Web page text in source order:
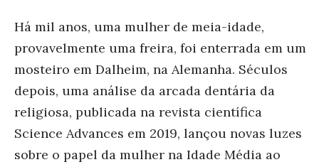
Há mil anos, uma mulher de meia-idade,
provavelmente uma freira, foi enterrada em um
mosteiro em Dalheim, na Alemanha. Séculos
depois, uma análise da arcada dentária da
religiosa, publicada na revista científica
Science Advances em 2019, lançou novas luzes
sobre o papel da mulher na Idade Média ao